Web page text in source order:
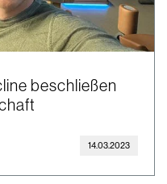
beschließen
14.03.2023